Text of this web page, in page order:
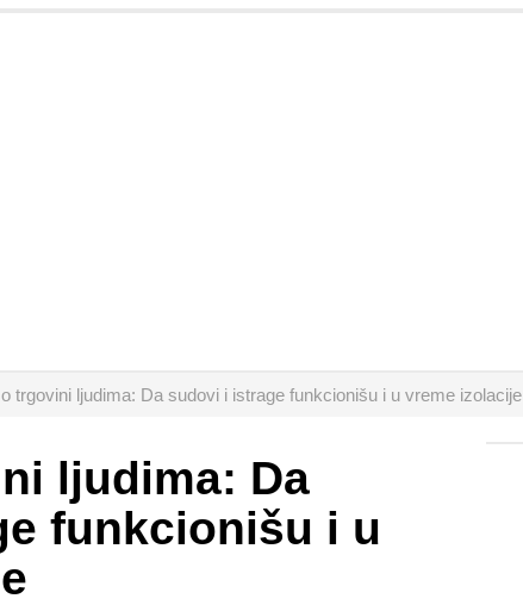
trgovini ljudima: Da sudovi i istrage funkcionišu i u vreme izolacije
ljudima: Da
funkcionišu i u